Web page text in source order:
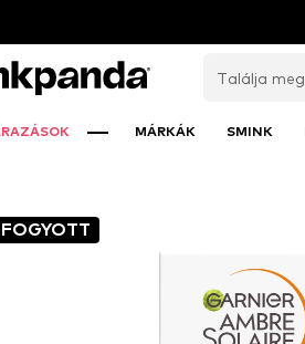
MÁRKÁK SMINK